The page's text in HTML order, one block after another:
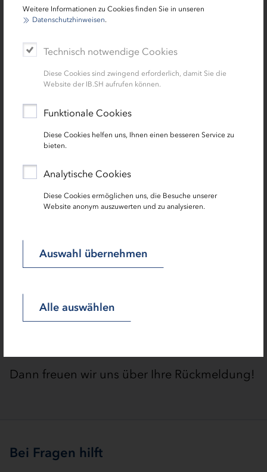
Weitere Informationen zu Cookies finden Sie in unseren
Datenschutzhinweisen.
Technisch notwendige Cookies
Diese Cookies sind zwingend erforderlich, damit Sie die
Website der IB.SH aufrufen können.
Funktionale Cookies
Diese Cookies helfen uns, Ihnen einen besseren Service zu
bieten.
Analytische Cookies
Diese Cookies ermöglichen uns, die Besuche unserer
Website anonym auszuwerten und zu analysieren.
Auswahl übernehmen
Alle auswählen
Ausschreibungsergebnissen
Berechnung von insgesamt 26 Kennzahlen
Interaktives Handbuch
Für einen ersten Eindruck finden Sie
hier
das Handbuch .
Wirtschaftlichkeitsrechner auf Basis einer
Lizenzvereinbarung unbefristet kostenlos nutzen.
Flankierend werden durch das Infrastruktur-
Kompetenzzentrum der IB.SH Schulungen und
individuelle Unterstützung angeboten.
Wirtschaftlichkeitsrechner unverbindlich vor und
Wollen Sie den IB.SH
Wirtschaftlichkeitsrechner in Ihrer täglichen
Praxis nutzen oder haben Sie Interesse an
Dann freuen wir uns über Ihre Rückmeldung!
Bei Fragen hilft